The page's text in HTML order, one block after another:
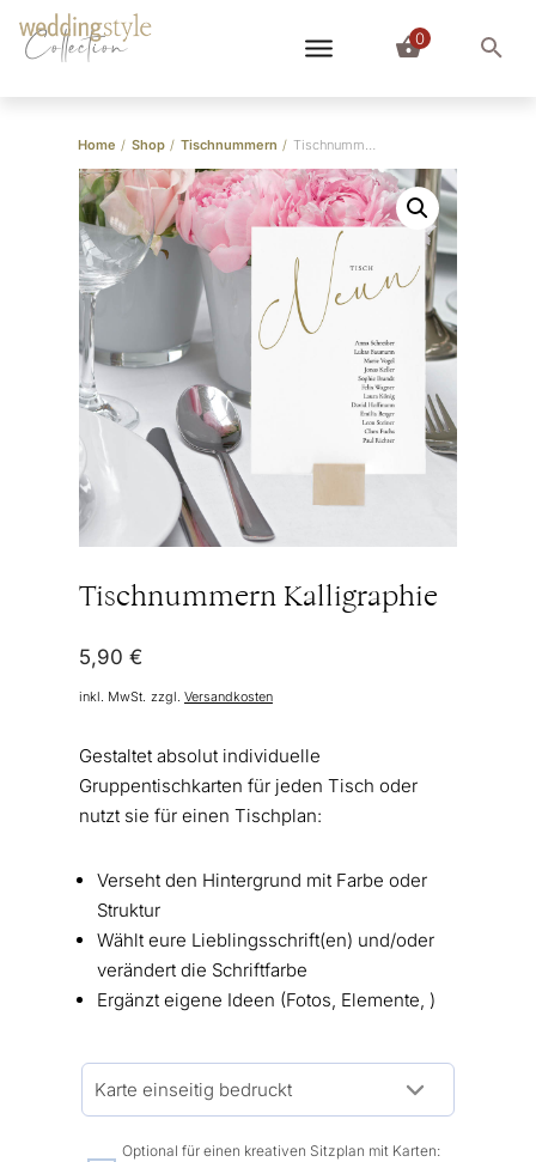
Collection 0
Home / Shop / Tischnummern / Tischnummern Kalligraphie
Tischnummern Kalligraphie
5,90 €
inkl. MwSt. zzgl. Versandkosten
Gestaltet absolut individuelle
Gruppentischkarten für jeden Tisch oder
nutzt sie für einen Tischplan:
Verseht den Hintergrund mit Farbe oder
Struktur
Wählt eure Lieblingsschrift(en) und/oder
verändert die Schriftfarbe
Ergänzt eigene Ideen (Fotos, Elemente, )
Optional für einen kreativen Sitzplan mit Karten: